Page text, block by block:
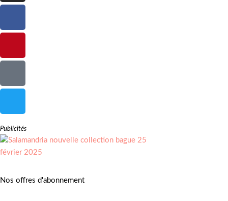
Publicités
Nos offres d'abonnement